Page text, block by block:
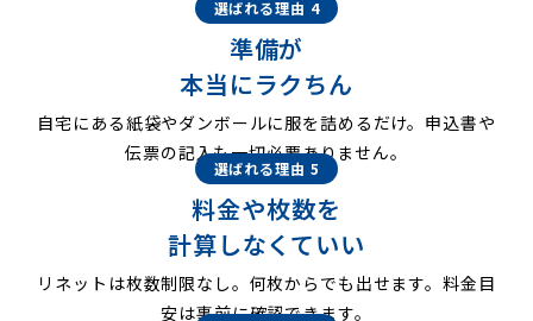
選ばれる理由 4
準備が
本当にラクちん
自宅にある紙袋やダンボールに服を詰めるだけ。申込書や
伝票の記入も一切必要ありません。
選ばれる理由 5
料金や枚数を
計算しなくていい
リネットは枚数制限なし。何枚からでも出せます。料金目
安は事前に確認できます。